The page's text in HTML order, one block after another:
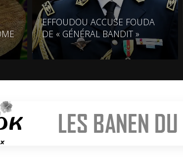
EFFOUDOU ACCUSE FOUDA
DE « GÉNÉRAL BANDIT »